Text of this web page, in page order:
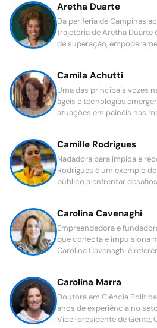
Aretha Duarte
Da periferia de Campinas
trajetória de Aretha Duarte
de superação,
Camila Achutti
Uma das principais vozes
ágeis e tecnologias
atuações em painéis nas
Camille Rodrigues
Nadadora paralímpica e
Rodrigues é um exemplo
público a enfrentar
Carolina Cavenaghi
Empreendedora e
que conecta e impulsiona
Carolina Cavenaghi é
Carolina Marra
Doutora em Ciência
anos de experiência no
Vice-presidente de Gente,